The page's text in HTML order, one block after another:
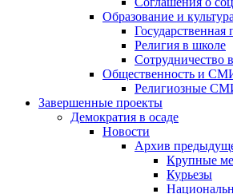
Образование и
Государственная
Религия в школе
Сотрудничество
Общественность и
Религиозные
Завершенные проекты
Демократия в осаде
Новости
Архив
Крупные
Курьезы